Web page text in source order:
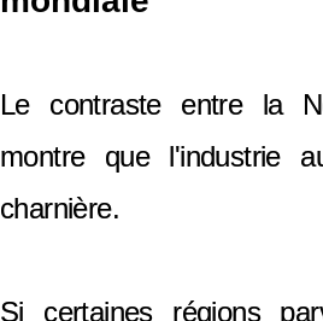
Le contraste entre la
montre que l'industrie
charnière.
Si certaines régions